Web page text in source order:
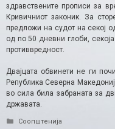
здравствените прописи за
Кривичниот законик. За
предложи на судот на секој
од по 50 дневни глоби,
противвредност​.
Двајцата обвинети не ги
Република Северна
во сила била забраната за
државата.
Categories
Соопштенија